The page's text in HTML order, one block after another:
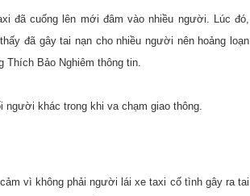
đã cuống lên mới đâm vào nhiều người. Lúc đó,
đã gây tai nạn cho nhiều người nên hoảng loạn
Thích Bảo Nghiêm thông tin.
khác trong khi va chạm giao thông.
vì không phải người lái xe taxi cố tình gây ra tai